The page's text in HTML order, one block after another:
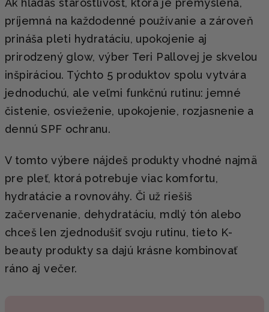
Ak hľadáš starostlivosť, ktorá je premyslená,
príjemná na každodenné používanie a zároveň
prináša pleti hydratáciu, upokojenie aj
prirodzený glow, výber Teri Pallovej je skvelou
inšpiráciou. Týchto 5 produktov spolu vytvára
jednoduchú, ale veľmi funkčnú rutinu: jemné
čistenie, osvieženie, upokojenie, rozjasnenie a
dennú SPF ochranu.
V tomto výbere nájdeš produkty vhodné najmä
pre pleť, ktorá potrebuje viac komfortu,
hydratácie a rovnováhy. Či už riešiš
začervenanie, dehydratáciu, mdlý tón alebo
chceš len zjednodušiť svoju rutinu, tieto K-
beauty produkty sa dajú krásne kombinovať
ráno aj večer.